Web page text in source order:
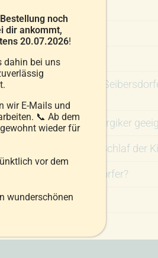
abnehmen?
Kissen?
Gänse“-Garantie von
Seibersdorfer für Allergiker
Bettwaren auf den Schlaf der
von Seibersdorfer?
noch
dir ankommt,
20.07.2026!
dahin bei uns
wir E-Mails und
📞 Ab dem
wieder für
vor dem
wunderschönen